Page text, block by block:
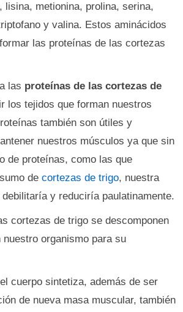
lisina, metionina, prolina, serina,
y valina. Estos aminácidos
las proteínas de las cortezas
las proteínas de las cortezas de
los tejidos que forman nuestros
también son útiles y
nuestros músculos ya que sin
de proteínas, como las que
de cortezas de trigo, nuestra
y reduciría paulatinamente.
cortezas de trigo se descomponen
nuestro organismo para su
cuerpo sintetiza, además de ser
de nueva masa muscular, también